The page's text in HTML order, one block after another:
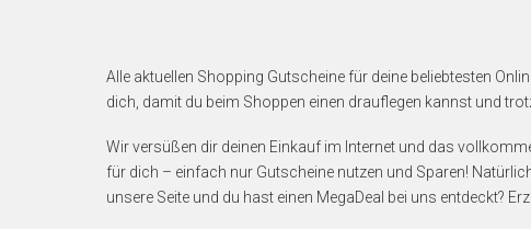
Alle aktuellen Shopping Gutscheine für deine beliebtesten
dich, damit du beim Shoppen einen drauflegen kannst und
Wir versüßen dir deinen Einkauf im Internet und das
für dich – einfach nur Gutscheine nutzen und Sparen!
unsere Seite und du hast einen MegaDeal bei uns entdeckt?